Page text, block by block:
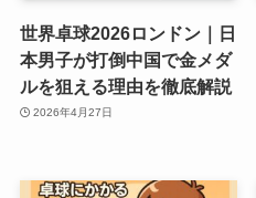
世界卓球2026ロンドン｜日
本男子が打倒中国で金メダ
ルを狙える理由を徹底解説
2026年4月27日